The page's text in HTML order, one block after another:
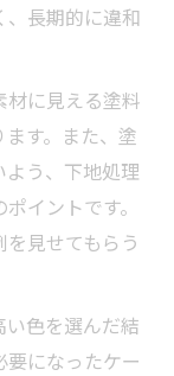
長期的に違和
に見える塗料
す。また、塗
う、下地処理
イントです。
見せてもらう
色を選んだ結
になったケー